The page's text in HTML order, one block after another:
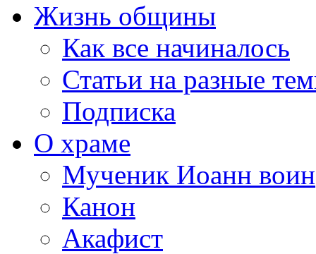
Жизнь общины
Как все начиналось
Статьи на разные
Подписка
О храме
Мученик Иоанн воин
Канон
Акафист